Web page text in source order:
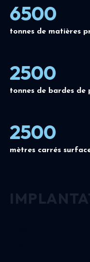
6500
tonnes de matières
2500
tonnes de bardes
2500
mètres carrés